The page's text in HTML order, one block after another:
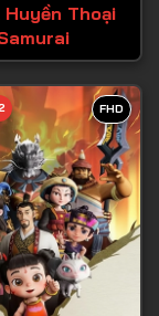
Huyền Thoại
FHD